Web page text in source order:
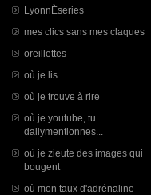
LyonnÈseries
mes clics sans mes claques
oreillettes
où je lis
où je trouve à rire
où je youtube, tu
dailymentionnes...
où je zieute des images qui
bougent
où mon taux d'adrénaline